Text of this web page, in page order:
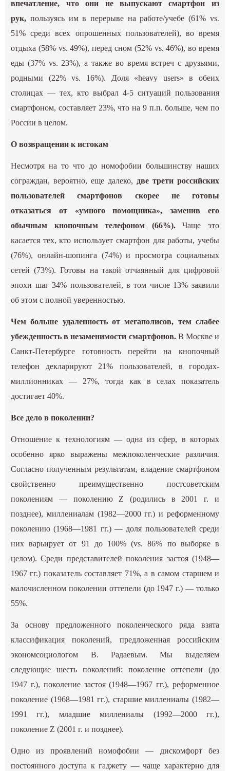
впечатление, что они не выпускают смартфон из
рук, пользуясь им в перерыве на работе/учебе (61% vs.
51% среди всех опрошенных пользователей), во время
отдыха (58% vs. 49%), перед сном (52% vs. 46%), во время
еды (37% vs. 23%), а также во время встреч с друзьями,
родными (22% vs. 16%). Доля «heavy users» в обеих
столицах — тех, кто выбрал 4-5 ситуаций пользования
смартфоном, составляет 23%, что на 9 п.п. больше, чем по
России в целом.
О возвращении к истокам
Несмотря на то что до номофобии большинству наших
сограждан, вероятно, еще далеко, две трети российских
пользователей смартфонов скорее не готовы
отказаться от «умного помощника», заменив его
обычным кнопочным телефоном (66%).Чаще это
касается тех, кто использует смартфон для работы, учебы
(76%), онлайн-шопинга (74%) и просмотра социальных
сетей (73%). Готовы на такой отчаянный для цифровой
эпохи шаг 34% пользователей, в том числе 13% заявили
об этом с полной уверенностью.
Чем больше удаленность от мегаполисов, тем слабее
убежденность в незаменимости смартфонов.В Москве и
Санкт-Петербурге готовность перейти на кнопочный
телефон декларируют 21% пользователей, в городах-
миллионниках — 27%, тогда как в селах показатель
достигает 40%.
Все дело в поколении?
Отношение к технологиям — одна из сфер, в которых
особенно ярко выражены межпоколенческие различия.
Согласно полученным результатам, владение смартфоном
свойственно преимущественно постсоветским
поколениям — поколению Z (родились в 2001 г. и
позднее), миллениалам (1982—2000 гг.) и реформенному
поколению (1968—1981 гг.) — доля пользователей среди
них варьирует от 91 до 100% (vs. 86% по выборке в
целом). Среди представителей поколения застоя (1948—
1967 гг.) показатель составляет 71%, а в самом старшем и
малочисленном поколении оттепели (до 1947 г.) — только
55%.
За основу предложенного поколенческого ряда взята
классификация поколений, предложенная российским
экономсоциологом В. Радаевым. Мы выделяем
следующие шесть поколений: поколение оттепели (до
1947 г.), поколение застоя (1948—1967 гг.), реформенное
поколение (1968—1981 гг.), старшие миллениалы (1982—
1991 гг.), младшие миллениалы (1992—2000 гг.),
поколение Z (2001 г. и позднее).
Одно из проявлений номофобии — дискомфорт без
постоянного доступа к гаджету — чаще характерно для